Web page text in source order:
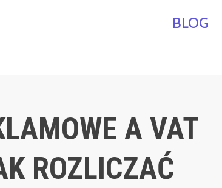
BLOG
A VAT
ROZLICZAĆ